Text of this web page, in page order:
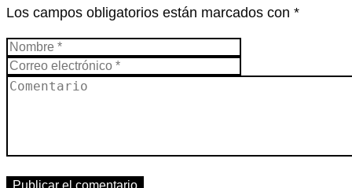
Los campos obligatorios están marcados con *